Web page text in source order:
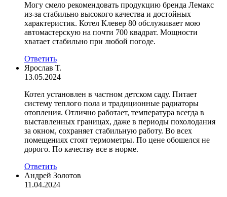
Могу смело рекомендовать продукцию бренда Лемакс
из-за стабильно высокого качества и достойных
характеристик. Котел Клевер 80 обслуживает мою
автомастерскую на почти 700 квадрат. Мощности
хватает стабильно при любой погоде.
Ответить
Ярослав Т.
13.05.2024
Котел установлен в частном детском саду. Питает
систему теплого пола и традиционные радиаторы
отопления. Отлично работает, температура всегда в
выставленных границах, даже в периоды похолодания
за окном, сохраняет стабильную работу. Во всех
помещениях стоят термометры. По цене обошелся не
дорого. По качеству все в норме.
Ответить
Андрей Золотов
11.04.2024